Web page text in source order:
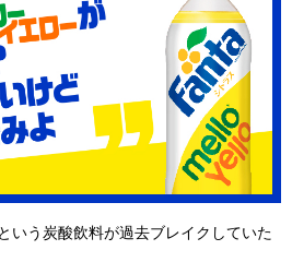
いう炭酸飲料が過去ブレイクしていた